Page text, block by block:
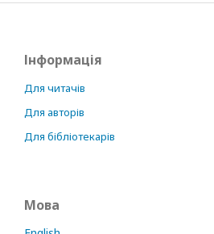
Інформація
Для читачів
Для авторів
Для бібліотекарів
Мова